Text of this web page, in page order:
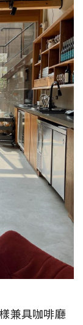
兼具咖啡廳